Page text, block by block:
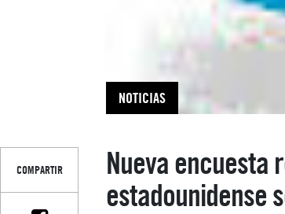
NOTICIAS
Nueva encuesta
estadounidense
COMPARTIR